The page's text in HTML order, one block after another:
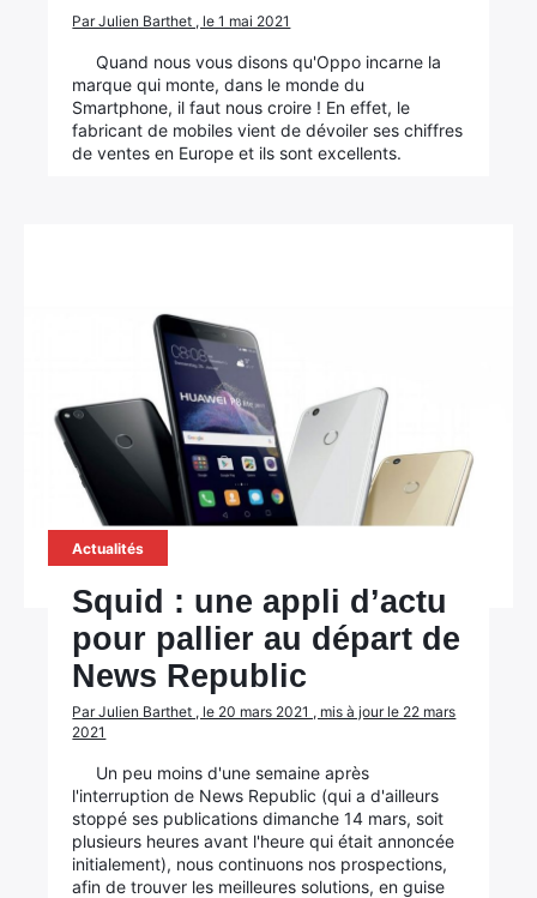
Par Julien Barthet , le 1 mai 2021
Quand nous vous disons qu'Oppo incarne la
marque qui monte, dans le monde du
Smartphone, il faut nous croire ! En effet, le
fabricant de mobiles vient de dévoiler ses chiffres
de ventes en Europe et ils sont excellents.
Actualités
Squid : une appli d’actu
pour pallier au départ de
News Republic
Par Julien Barthet , le 20 mars 2021 , mis à jour le 22 mars
2021
Un peu moins d'une semaine après
l'interruption de News Republic (qui a d'ailleurs
stoppé ses publications dimanche 14 mars, soit
plusieurs heures avant l'heure qui était annoncée
initialement), nous continuons nos prospections,
afin de trouver les meilleures solutions, en guise